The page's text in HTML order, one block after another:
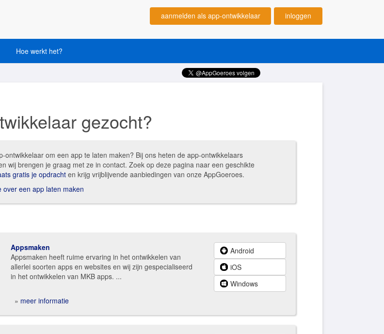
inloggen
aanmelden als app-ontwikkelaar
Hoe werkt het?
gezocht?
ontwikkelaar om een app te laten maken? Bij ons heten de app-ontwikkelaars
wij brengen je graag met ze in contact. Zoek op deze pagina naar een geschikte
gratis je opdrachten krijg vrijblijvende aanbiedingen van onze AppGoeroes.
over een app laten maken
Appsmaken
Appsmaken heeft ruime ervaring in het ontwikkelen van
allerlei soorten apps en websites en wij zijn gespecialiseerd
in het ontwikkelen van MKB apps. ...
» meer informatie
Android
iOS
Windows